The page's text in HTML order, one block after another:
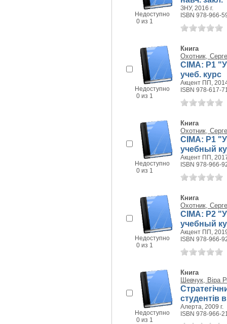
Недоступно
0 из 1
ЗНУ, 2016 г.
ISBN 978-966-
Недоступно
0 из 1
Книга
Охотник,
СІМА: P1
учеб. курс
Акцент ПП,
ISBN 978-617-
Недоступно
0 из 1
Книга
Охотник,
СІМА: P1
учебный
Акцент ПП,
ISBN 978-966-
Недоступно
0 из 1
Книга
Охотник,
СІМА: Р2
учебный
Акцент ПП,
ISBN 978-966-
Недоступно
0 из 1
Книга
Шевчук, Віра
студентів
Алерта, 2009 г.
ISBN 978-966-